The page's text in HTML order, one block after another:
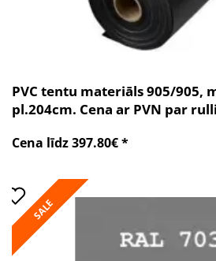
PVC tentu materiāls 905/905,
pl.204cm. Cena ar PVN par
Cena līdz 397.80€ *
SALE